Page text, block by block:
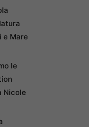
e Mare
le
Nicole